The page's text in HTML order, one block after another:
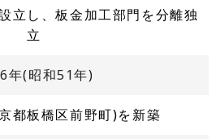
立し、板金加工部門を分離独
立
年(昭和51年)
都板橋区前野町)を新築